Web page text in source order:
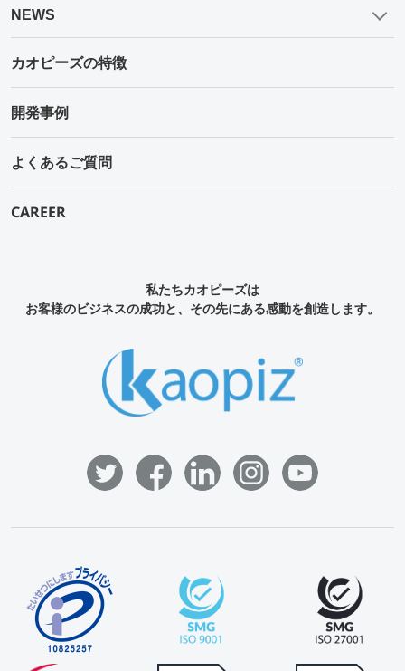
NEWS
カオピーズの特徴
開発事例
よくあるご質問
CAREER
私たちカオピーズは
お客様のビジネスの成功と、その先にある感動を創造します。